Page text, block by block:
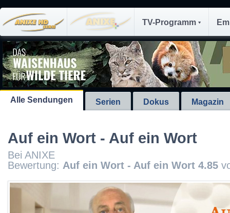
TV-Programm
Alle Sendungen Serien Dokus Magazin
Auf ein Wort - Auf ein Wort
Bei ANIXE
Bewertung: Auf ein Wort - Auf ein Wort 4.85